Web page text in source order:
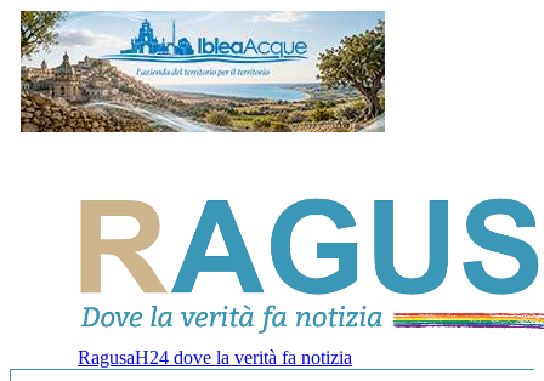
RagusaH24 dove la verità fa notizia